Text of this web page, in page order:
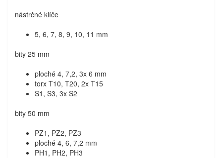
nástrčné klíče
5, 6, 7, 8, 9, 10, 11 mm
bity 25 mm
ploché 4, 7,2, 3x 6 mm
torx T10, T20, 2x T15
S1, S3, 3x S2
bity 50 mm
PZ1, PZ2, PZ3
ploché 4, 6, 7,2 mm
PH1, PH2, PH3